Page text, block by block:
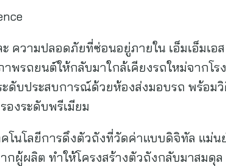
วามปลอดภัยที่ซ่อนอยู่ภายใน เอ็มเอ็มเอ
พรถยนต์ให้กลับมาใกล้เคียงรถใหม่จากโร
ดับประสบการณ์ด้วยห้องส่งมอบรถ พร้อม
งระดับพรีเมียม
โนโลยีการดึงตัวถังที่วัดค่าแบบดิจิทัล แม่น
กผู้ผลิต ทำให้โครงสร้างตัวถังกลับมาสมดุ